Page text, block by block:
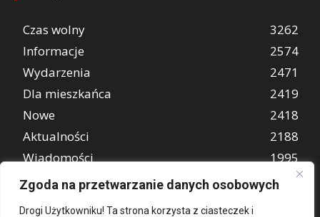
Zgoda na przetwarzanie danych osobowych
Drogi Użytkowniku! Ta strona korzysta z ciasteczek i
Czas wolny
3262
Informacje
2574
Wydarzenia
2471
Dla mieszkańca
2419
Nowe
2418
Aktualności
2188
Wiadomości
1995
REKLAMA
847